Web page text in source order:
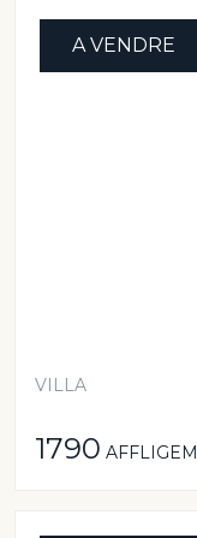
A VENDRE
VILLA
1790 AFFLIGEM